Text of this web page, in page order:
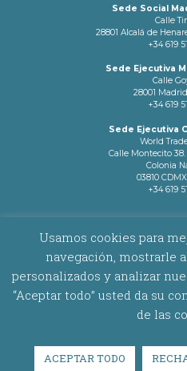
Sede Social
Calle
28801 Alcalá de
+34 619
Sede Ejecutiva
Calle
28001
+34 619
Sede Ejecutiva
World
Calle Montecito 38.
Colonia
03810
+34 619
AVISO LEGAL
Copyright © 2026 Latam
Usamos cookies para
navegación, mostrarle
personalizados y analizar
“Aceptar todo” usted da su
de las
ACEPTAR TODO